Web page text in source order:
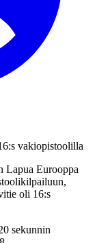
vakiopistoolilla
Lapua Eurooppa
oli 16:s
sekunnin